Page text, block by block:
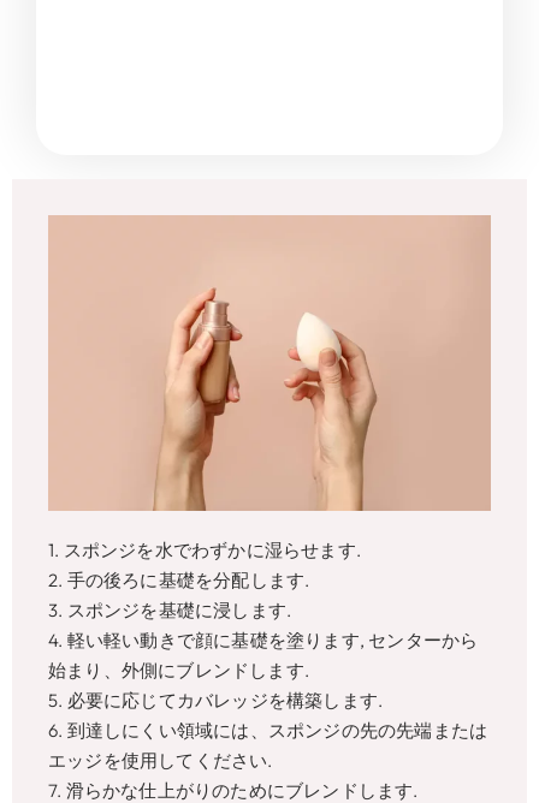
1. スポンジを水でわずかに湿らせます.
2. 手の後ろに基礎を分配します.
3. スポンジを基礎に浸します.
4. 軽い軽い動きで顔に基礎を塗ります, センターから
始まり、外側にブレンドします.
5. 必要に応じてカバレッジを構築します.
6. 到達しにくい領域には、スポンジの先の先端または
エッジを使用してください.
7. 滑らかな仕上がりのためにブレンドします.